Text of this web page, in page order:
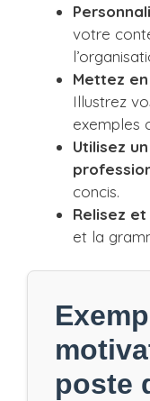
votre
Mettez
Illustrez
exemples
Utilisez
concis.
Relisez
et la
poste